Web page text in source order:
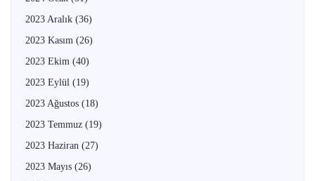
2023 Aralık (36)
2023 Kasım (26)
2023 Ekim (40)
2023 Eylül (19)
2023 Ağustos (18)
2023 Temmuz (19)
2023 Haziran (27)
2023 Mayıs (26)